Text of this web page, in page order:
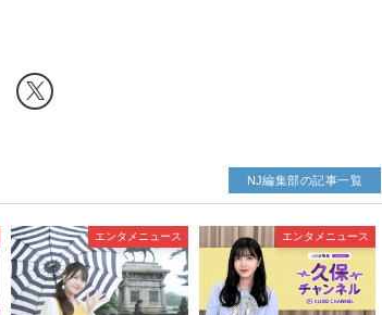
エンタメニュース エンタメニュース
NJ編集部の記事一覧